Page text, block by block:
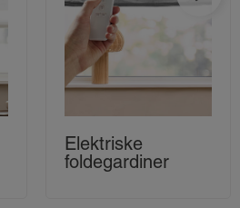
Elektriske
foldegardiner